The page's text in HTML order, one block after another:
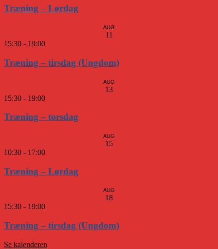
Træning – Lørdag
AUG
11
15:30 - 19:00
Træning – tirsdag (Ungdom)
AUG
13
15:30 - 19:00
Træning – torsdag
AUG
15
10:30 - 17:00
Træning – Lørdag
AUG
18
15:30 - 19:00
Træning – tirsdag (Ungdom)
Se kalenderen